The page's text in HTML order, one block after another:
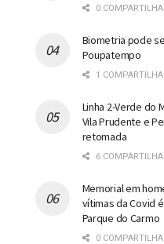
0
Biometria pode
Poupatempo
1
Linha 2-Verde do
Vila Prudente e
retomada
6
Memorial em
vítimas da Covid
Parque do Carmo
0